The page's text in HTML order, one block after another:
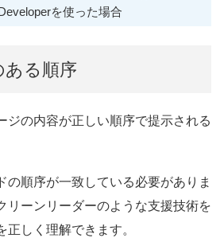
を使った場合
ある順序
ジの内容が正しい順序で提示される
の順序が一致している必要がありま
リーンリーダーのような支援技術を
しく理解できます。